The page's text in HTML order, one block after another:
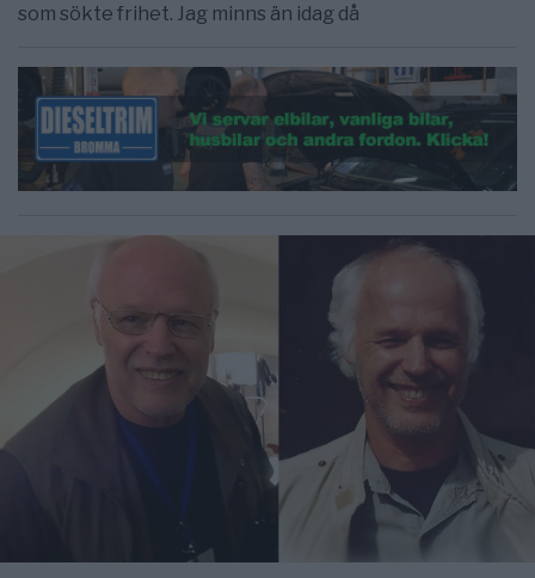
som sökte frihet. Jag minns än idag då